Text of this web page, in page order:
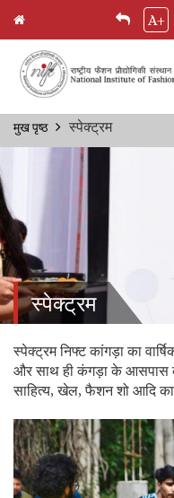
Skip
content
A+
Breadcrumb
मुख पृष्ठ स्पेक्ट्रम
स्पेक्ट्रम
स्पेक्ट्रम निफ्ट कांगड़ा का
और साथ ही कंगड़ा के आसपास
साहित्य, खेल, फैशन शो आदि